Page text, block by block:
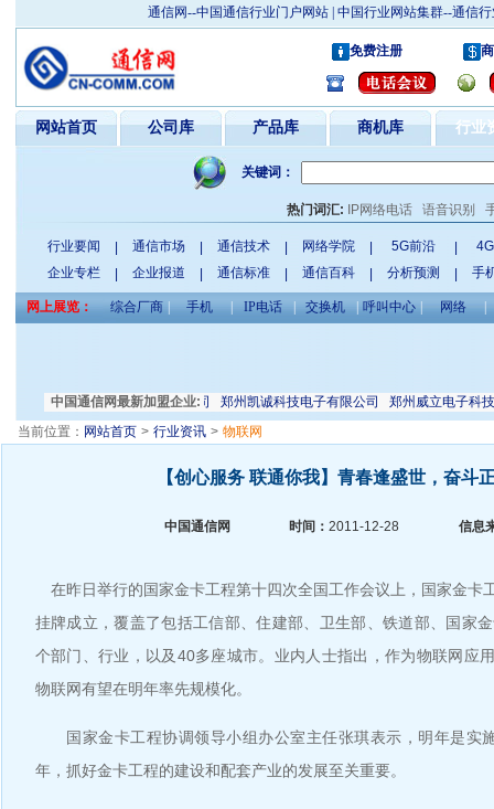
通信网--中国通信行业门户网站 | 中国行业网站集群--通信
免费注册
网站首页 公司库 产品库 商机库 行业
关键词：
热门词汇: IP网络电话 语音识别
行业要闻 通信市场 通信技术 网络学院 5G前沿
企业专栏
企业报道 通信标准 通信百科 分析预测 手
网上展览： 综合厂商 | 手机 | IP电话 | 交换机 | 呼叫中心 | 网络 |
中国通信网最新加盟企业:
经销部 深圳星和电子有限公司 郑州凯诚科技电子有限公司
郑州威立电子科技
当前位置： 网站首页 > 行业资讯 > 物联网
【创心服务 联通你我】青春逢盛世，奋斗
中国通信网 时间： 2011-12-28 信息
在昨日举行的国家金卡工程第十四次全国工作会议上，国家金卡
挂牌成立，覆盖了包括工信部、住建部、卫生部、铁道部、国家
个部门、行业，以及40多座城市。业内人士指出，作为物联网应
物联网有望在明年率先规模化。
国家金卡工程协调领导小组办公室主任张琪表示，明年是实施
年，抓好金卡工程的建设和配套产业的发展至关重要。